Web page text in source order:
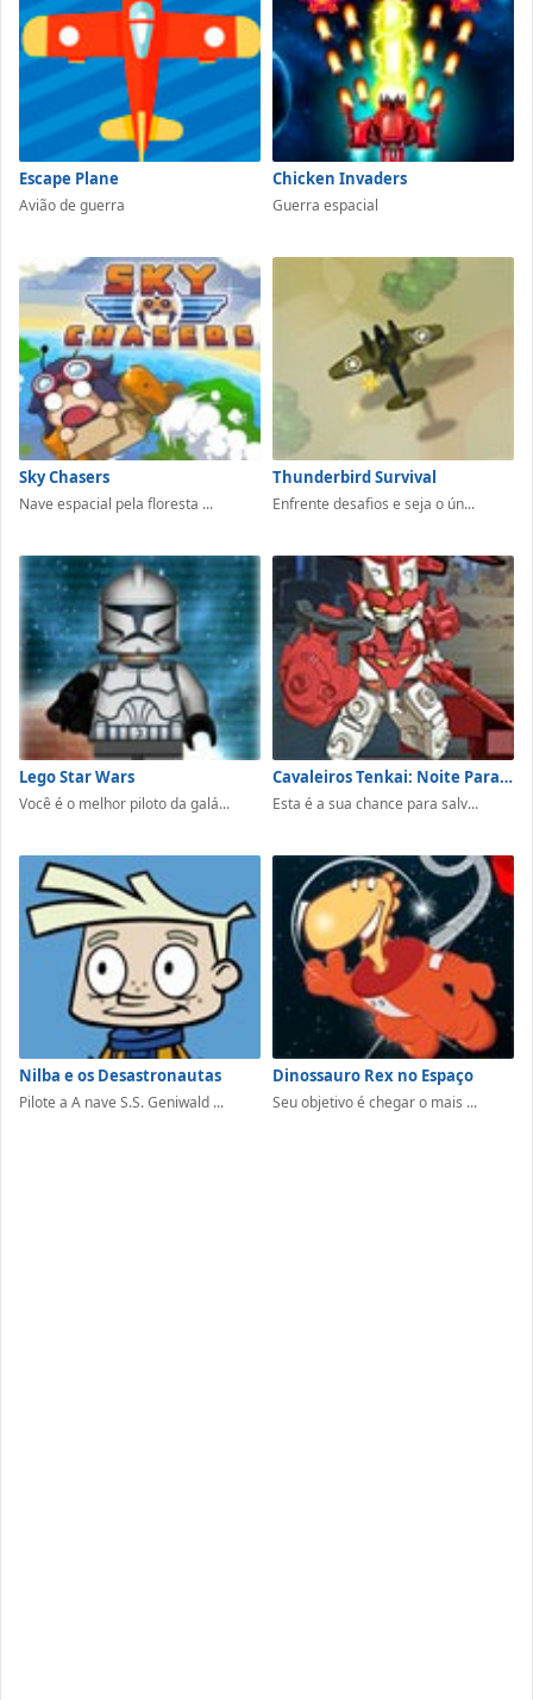
Escape Plane
Avião de guerra
Chicken Invaders
Guerra espacial
Sky Chasers
Nave espacial pela floresta ...
Thunderbird Survival
Enfrente desafios e seja o ún...
Lego Star Wars
Você é o melhor piloto da galá...
Cavaleiros Tenkai: Noite Para Redenção
Esta é a sua chance para salv...
Nilba e os Desastronautas
Pilote a A nave S.S. Geniwald ...
Dinossauro Rex no Espaço
Seu objetivo é chegar o mais ...